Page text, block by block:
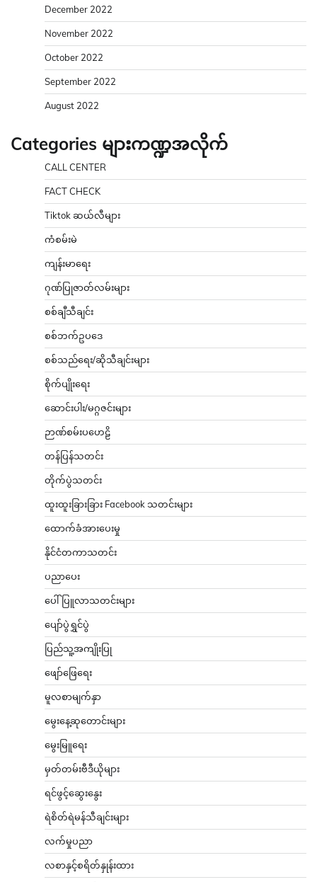
December 2022
November 2022
October 2022
September 2022
August 2022
Categories များကဏ္ဍအလိုက်
CALL CENTER
FACT CHECK
Tiktok ဆယ်လီများ
ကံစမ်းမဲ
ကျန်းမာရေး
ဂုဏ်ပြုဇာတ်လမ်းများ
စစ်ချီသီချင်း
စစ်ဘက်ဥပဒေ
စစ်သည်ရေး/ဆိုသီချင်းများ
စိုက်ပျိုးရေး
ဆောင်းပါး/မဂ္ဂဇင်းများ
ဉာဏ်စမ်းပဟေဠိ
တန်ပြန်သတင်း
တိုက်ပွဲသတင်း
ထူးထူးခြားခြား Facebook သတင်းများ
ထောက်ခံအားပေးမှု
နိုင်ငံတကာသတင်း
ပညာပေး
ပေါ်ပြူလာသတင်းများ
ပျော်ပွဲရွှင်ပွဲ
ပြည်သူ့အကျိုးပြု
ဖျော်ဖြေရေး
မူလစာမျက်နှာ
မွေးနေ့ဆုတောင်းများ
မွေးမြူရေး
မှတ်တမ်းဗီဒီယိုများ
ရင်ဖွင့်ဆွေးနွေး
ရဲစိတ်ရဲမန်သီချင်းများ
လက်မှုပညာ
လစာနှင့်စရိတ်နှုန်းထား